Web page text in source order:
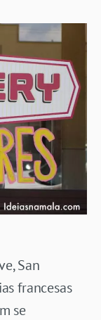
San
francesas
se